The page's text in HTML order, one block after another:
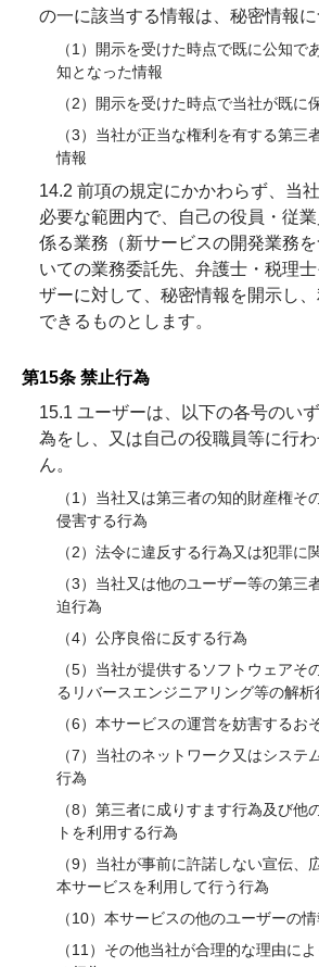
の一に該当する情報は、秘密情報に
（1）開示を受けた時点で既に公知で
知となった情報
（2）開示を受けた時点で当社が既に
（3）当社が正当な権利を有する第三
情報
14.2 前項の規定にかかわらず、当
必要な範囲内で、自己の役員・従
係る業務（新サービスの開発業務
いての業務委託先、弁護士・税理
ザーに対して、秘密情報を開示し
できるものとします。
第15条 禁止行為
15.1 ユーザーは、以下の各号のい
為をし、又は自己の役職員等に行
ん。
（1）当社又は第三者の知的財産権そ
侵害する行為
（2）法令に違反する行為又は犯罪に
（3）当社又は他のユーザー等の第三
迫行為
（4）公序良俗に反する行為
（5）当社が提供するソフトウェアそ
るリバースエンジニアリング等の解析
（6）本サービスの運営を妨害するお
（7）当社のネットワーク又はシステ
行為
（8）第三者に成りすます行為及び他
トを利用する行為
（9）当社が事前に許諾しない宣伝、
本サービスを利用して行う行為
（10）本サービスの他のユーザーの
（11）その他当社が合理的な理由に